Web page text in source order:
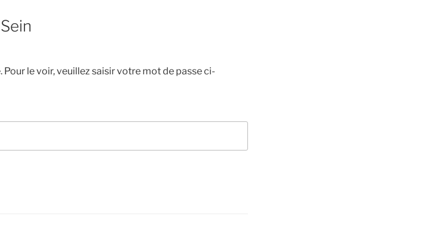
le voir, veuillez saisir votre mot de passe ci-